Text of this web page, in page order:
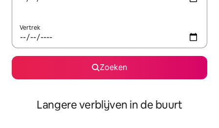
Vertrek
Zoeken
Langere verblijven in de buurt